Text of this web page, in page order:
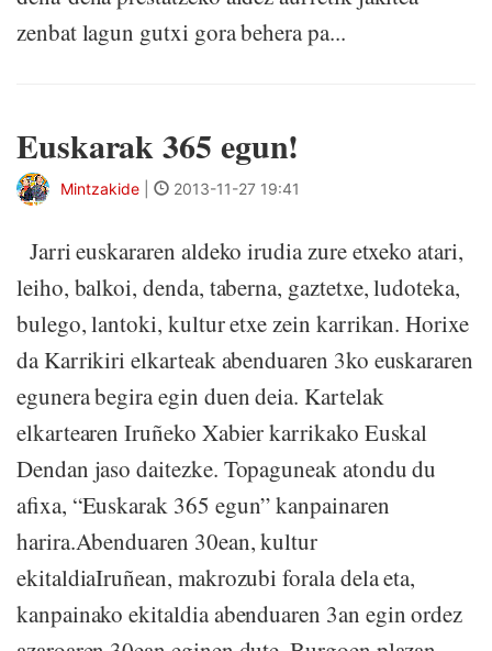
zenbat lagun gutxi gora behera pa...
Euskarak 365 egun!
Mintzakide 2013-11-27 19:41
Jarri euskararen aldeko irudia zure etxeko atari,
leiho, balkoi, denda, taberna, gaztetxe, ludoteka,
bulego, lantoki, kultur etxe zein karrikan. Horixe
da Karrikiri elkarteak abenduaren 3ko euskararen
egunera begira egin duen deia. Kartelak
elkartearen Iruñeko Xabier karrikako Euskal
Dendan jaso daitezke. Topaguneak atondu du
afixa, “Euskarak 365 egun” kanpainaren
harira.Abenduaren 30ean, kultur
ekitaldiaIruñean, makrozubi forala dela eta,
kanpainako ekitaldia abenduaren 3an egin ordez